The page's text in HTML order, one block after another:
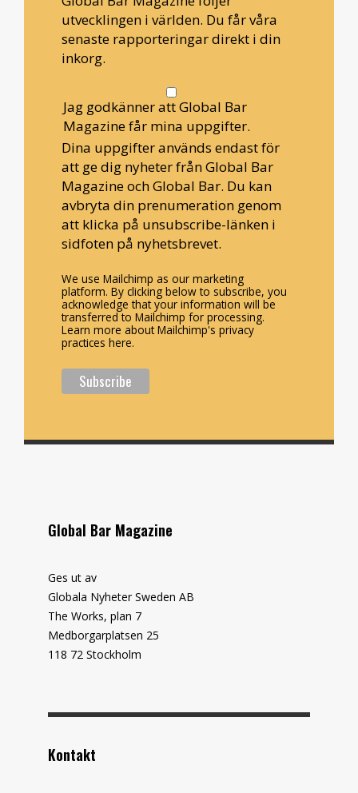
utvecklingen i världen. Du får våra
senaste rapporteringar direkt i din
inkorg.
Jag godkänner att Global Bar
Magazine får mina uppgifter.
Dina uppgifter används endast för
att ge dig nyheter från Global Bar
Magazine och Global Bar. Du kan
avbryta din prenumeration genom
att klicka på unsubscribe-länken i
sidfoten på nyhetsbrevet.
We use Mailchimp as our marketing
platform. By clicking below to subscribe, you
acknowledge that your information will be
transferred to Mailchimp for processing.
Learn more about Mailchimp's privacy
practices here.
Global Bar Magazine
Ges ut av
Globala Nyheter Sweden AB
The Works, plan 7
Medborgarplatsen 25
118 72 Stockholm
Kontakt